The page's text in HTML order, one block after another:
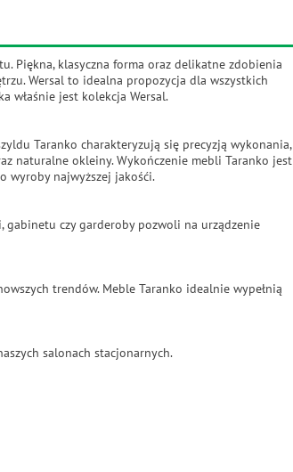
Piękna, klasyczna forma oraz delikatne zdobienia
Wersal to idealna propozycja dla wszystkich
właśnie jest kolekcja Wersal.
Taranko charakteryzują się precyzją wykonania,
naturalne okleiny. Wykończenie mebli Taranko jest
wyroby najwyższej jakośći.
gabinetu czy garderoby pozwoli na urządzenie
trendów. Meble Taranko idealnie wypełnią
salonach stacjonarnych.